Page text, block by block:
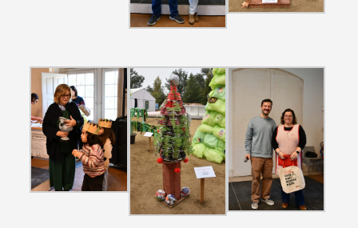
Termo de Pesquisa
Categorias gerais